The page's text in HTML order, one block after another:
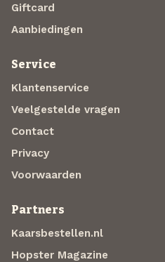
Giftcard
Aanbiedingen
Service
Klantenservice
Veelgestelde vragen
Contact
Privacy
Voorwaarden
Partners
Kaarsbestellen.nl
Hopster Magazine